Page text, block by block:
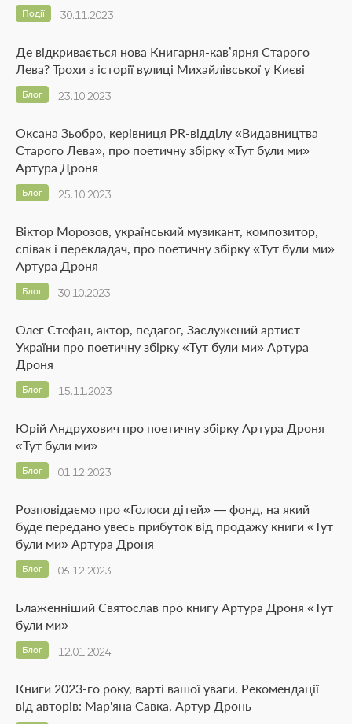
30.11.2023
Події
Де відкривається нова Книгарня-кав’ярня Старого
Лева? Трохи з історії вулиці Михайлівської у Києві
23.10.2023
Блог
Оксана Зьобро, керівниця PR-відділу «Видавництва
Старого Лева», про поетичну збірку «Тут були ми»
Артура Дроня
25.10.2023
Блог
Віктор Морозов, український музикант, композитор,
співак і перекладач, про поетичну збірку «Тут були ми»
Артура Дроня
30.10.2023
Блог
Олег Стефан, актор, педагог, Заслужений артист
України про поетичну збірку «Тут були ми» Артура
Дроня
15.11.2023
Блог
Юрій Андрухович про поетичну збірку Артура Дроня
«Тут були ми»
01.12.2023
Блог
Розповідаємо про «Голоси дітей» — фонд, на який
буде передано увесь прибуток від продажу книги «Тут
були ми» Артура Дроня
06.12.2023
Блог
Блаженніший Святослав про книгу Артура Дроня «Тут
були ми»
12.01.2024
Блог
Книги 2023-го року, варті вашої уваги. Рекомендації
від авторів: Мар'яна Савка, Артур Дронь